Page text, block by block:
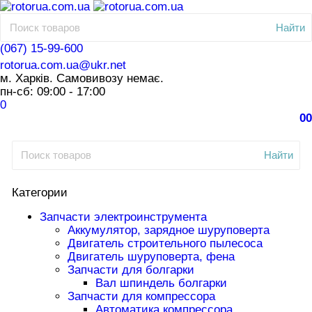
Найти
(067) 15-99-600
rotorua.com.ua@ukr.net
м. Харків. Самовивозу немає.
пн-сб: 09:00 - 17:00
0
00
Найти
Категории
Запчасти электроинструмента
Аккумулятор, зарядное шуруповерта
Двигатель строительного пылесоса
Двигатель шуруповерта, фена
Запчасти для болгарки
Вал шпиндель болгарки
Запчасти для компрессора